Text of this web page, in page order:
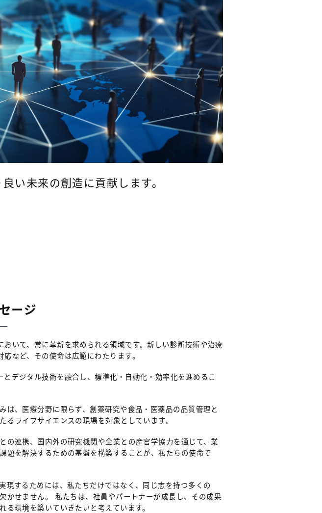
い未来の創造に貢献します。
ージ
いて、常に革新を求められる領域です。新しい診断技術や治療
など、その使命は広範にわたります。
デジタル技術を融合し、標準化・自動化・効率化を進めるこ
は、医療分野に限らず、創薬研究や食品・医薬品の品質管理と
るライフサイエンスの現場を対象としています。
の連携、国内外の研究機関や企業との産官学協力を通じて、業
題を解決するための基盤を構築することが、私たちの使命で
現するためには、私たちだけではなく、同じ志を持つ多くの
かせません。 私たちは、社員やパートナーが成長し、その成果
る環境を築いていきたいと考えています。